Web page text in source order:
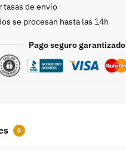
tasas de envío
se procesan hasta las 14h
Pago seguro garantizado
0